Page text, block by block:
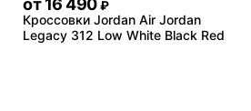
от 16 490 ₽
Кроссовки Jordan Air Jordan
Legacy 312 Low White Black Red